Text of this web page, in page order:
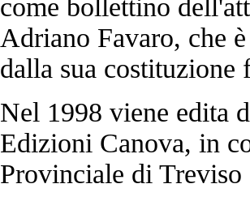
come bollettino
Adriano Favaro, che
dalla sua costituzione
Nel 1998 viene edita
Edizioni Canova, in
Provinciale di Treviso